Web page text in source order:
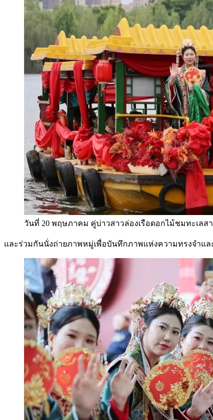
วันที่ 20 พฤษภาคม คู่บ่าวสาวล่องเรือดอกไม้ชมทะเล
และร่วมกันนั่งถ่ายภาพหมู่เพื่อบันทึกภาพแห่งความทรงจำแ